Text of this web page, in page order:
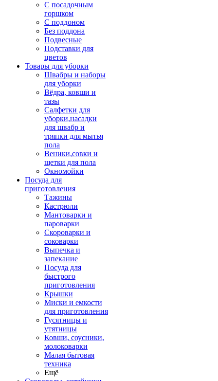
С посадочным
горшком
С поддоном
Без поддона
Подвесные
Подставки для
цветов
Товары для уборки
Швабры и наборы
для уборки
Вёдра, ковши и
тазы
Салфетки для
уборки,насадки
для швабр и
тряпки для мытья
пола
Веники,совки и
щетки для пола
Окномойки
Посуда для
приготовления
Тажины
Кастрюли
Мантоварки и
пароварки
Скороварки и
соковарки
Выпечка и
запекание
Посуда для
быстрого
приготовления
Крышки
Миски и емкости
для приготовления
Гусятницы и
утятницы
Ковши, соусники,
молоковарки
Малая бытовая
техника
Ещё